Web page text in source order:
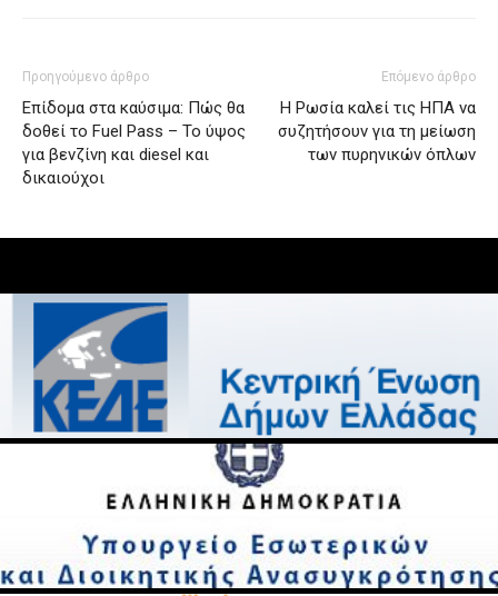
Προηγούμενο άρθρο
Επίδομα στα καύσιμα: Πώς θα
δοθεί το Fuel Pass – Το ύψος
για βενζίνη και diesel και
δικαιούχοι
Επόμενο άρθρο
Η Ρωσία καλεί τις ΗΠΑ να
συζητήσουν για τη μείωση
των πυρηνικών όπλων